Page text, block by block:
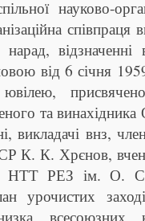
науково-
співпраця
нарад,
від 6 січня
ювілею,
та
викладачі внз,
К. К. Хрєнов,
НТТ РЕЗ ім. О. С.
урочистих
всесоюзних